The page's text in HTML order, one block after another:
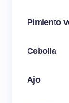
Pimiento
Cebolla
Ajo